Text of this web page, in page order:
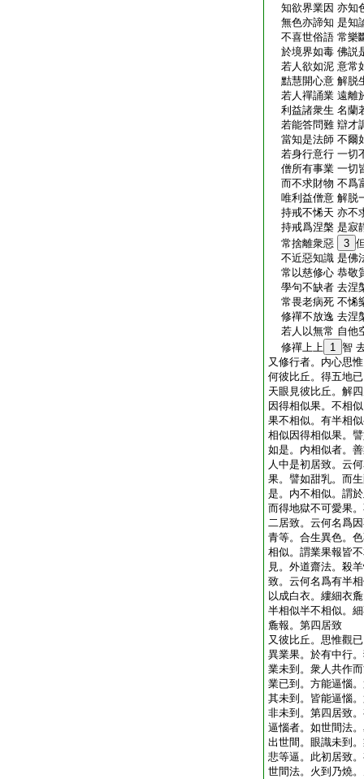
知欲界業因 亦知
無色亦諦知 是知
不喜世俗語 常樂
於境界如毒 佛説
若人欲如泥 意常
黠慧開心意 解脱
若人禪誦業 遠離
利益諸衆生 名蘭
若能答問難 辯才
當知是法師 不爾
若身行意行 一切
僧所有事業 一切
而不求財物 不爲
唯利益僧意 解脱
持戒不悕天 亦不
持戒爲涅槃 是寂
常捨離衆惡
3
不近惡知識 是佛
常以慈修心 恭敬
學句不缺者 去涅
常畏老病死 不悕
修禪不放逸 去涅
若人以無常 自他
修禪上上 1 智
又修行者。内心思
何彼比丘。得五地
天眼見彼比丘。解
因得相似果。不相
果不相似。有半相
相似因得相似果。
如是。内相似者。
人中是初居致。云
果。譬如甜乳。而
是。内不相似。謂
而得地獄不可愛果
二居致。云何名爲
青等。合生異色。
相似。謂業果報皆
見。外道齋法。殺
致。云何名爲有半
以成白衣。縷細衣
半相似半不相似。
麁報。第四居致
又彼比丘。思惟觀
異業果。於有中行
業未到。衆人共作
業已到。方能逼惱
其未到。皆能逼惱
非未到。第四居致
逼惱者。如世間法
出世間。眼識未到
悲等逼。此初居致
世間法。火到乃燒